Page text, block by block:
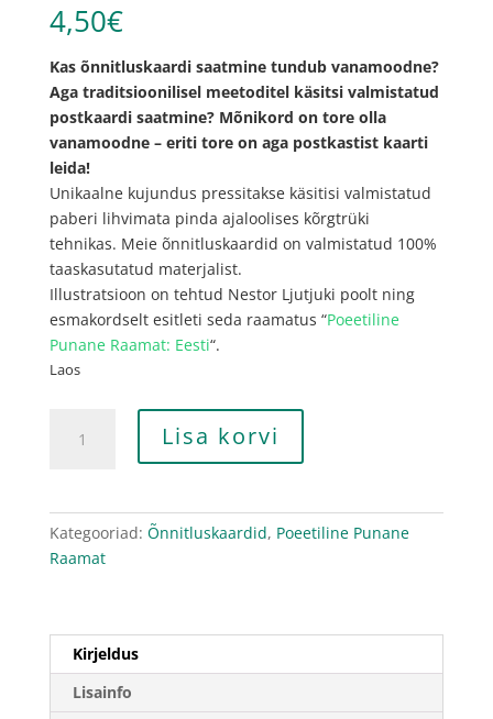
4,50€
Kas õnnitluskaardi saatmine tundub vanamoodne?
Aga traditsioonilisel meetoditel käsitsi valmistatud
postkaardi saatmine? Mõnikord on tore olla
vanamoodne – eriti tore on aga postkastist kaarti
leida!
Unikaalne kujundus pressitakse käsitisi valmistatud
paberi lihvimata pinda ajaloolises kõrgtrüki
tehnikas. Meie õnnitluskaardid on valmistatud 100%
taaskasutatud materjalist.
Illustratsioon on tehtud Nestor Ljutjuki poolt ning
esmakordselt esitleti seda raamatus “Poeetiline
Punane Raamat: Eesti“.
Laos
kogus
Lisa korvi
Kategooriad: Õnnitluskaardid, Poeetiline Punane
Raamat
Kirjeldus
Lisainfo